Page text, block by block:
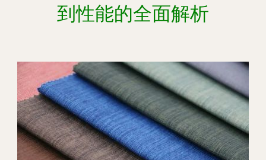
到性能的全面解析